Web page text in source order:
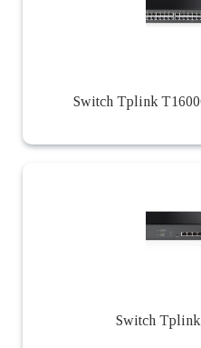
Switch Tplink
Switch